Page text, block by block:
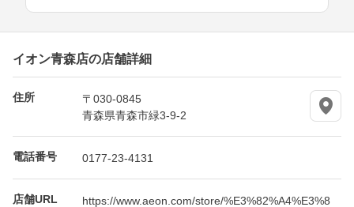
イオン青森店の店舗詳細
住所
〒030-0845
青森県青森市緑3-9-2
電話番号 0177-23-4131
店舗URL
https://www.aeon.com/store/%E3%82%A4%E3%8